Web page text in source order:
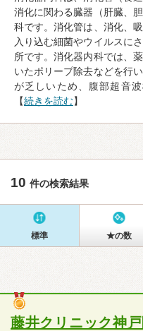
消化に関わる臓器（肝臓、
科です。消化管は、消化、
入り込む細菌やウイルスに
所です。消化器内科では、
いたポリープ除去などを行
が乏しいため、腹部超音
【続きを読む】
10 件の検索結果
標準 ★の数
藤井クリニック神